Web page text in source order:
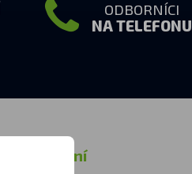
ODBORNÍCI
NA TELEFONU
Ostatní